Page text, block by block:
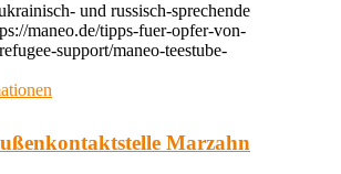
und russisch-sprechende
maneo.de/tipps-fuer-opfer-von-
support/maneo-teestube-
Marzahn